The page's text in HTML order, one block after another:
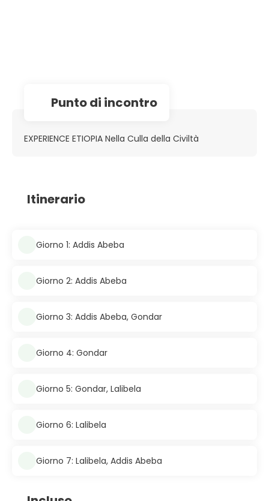
Punto di incontro
EXPERIENCE ETIOPIA Nella Culla della Civiltà
Itinerario
Giorno 1: Addis Abeba
Giorno 2: Addis Abeba
Giorno 3: Addis Abeba, Gondar
Giorno 4: Gondar
Giorno 5: Gondar, Lalibela
Giorno 6: Lalibela
Giorno 7: Lalibela, Addis Abeba